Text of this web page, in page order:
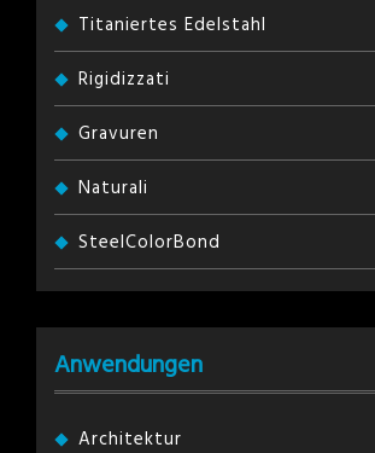
Titaniertes Edelstahl
Rigidizzati
Gravuren
Naturali
SteelColorBond
Anwendungen
Architektur